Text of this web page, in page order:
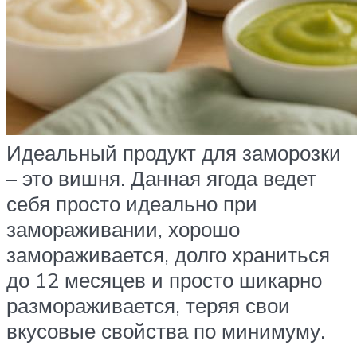
Идеальный продукт для заморозки
– это вишня. Данная ягода ведет
себя просто идеально при
замораживании, хорошо
замораживается, долго храниться
до 12 месяцев и просто шикарно
размораживается, теряя свои
вкусовые свойства по минимуму.